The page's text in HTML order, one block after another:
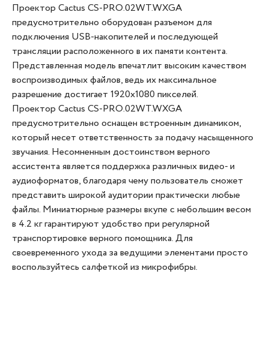
Проектор Cactus CS-PRO.02WT.WXGA
предусмотрительно оборудован разъемом для
подключения USB-накопителей и последующей
трансляции расположенного в их памяти контента.
Представленная модель впечатлит высоким качеством
воспроизводимых файлов, ведь их максимальное
разрешение достигает 1920x1080 пикселей.
Проектор Cactus CS-PRO.02WT.WXGA
предусмотрительно оснащен встроенным динамиком,
который несет ответственность за подачу насыщенного
звучания. Несомненным достоинством верного
ассистента является поддержка различных видео- и
аудиоформатов, благодаря чему пользователь сможет
представить широкой аудитории практически любые
файлы. Миниатюрные размеры вкупе с небольшим весом
в 4.2 кг гарантируют удобство при регулярной
транспортировке верного помощника. Для
своевременного ухода за ведущими элементами просто
воспользуйтесь салфеткой из микрофибры.